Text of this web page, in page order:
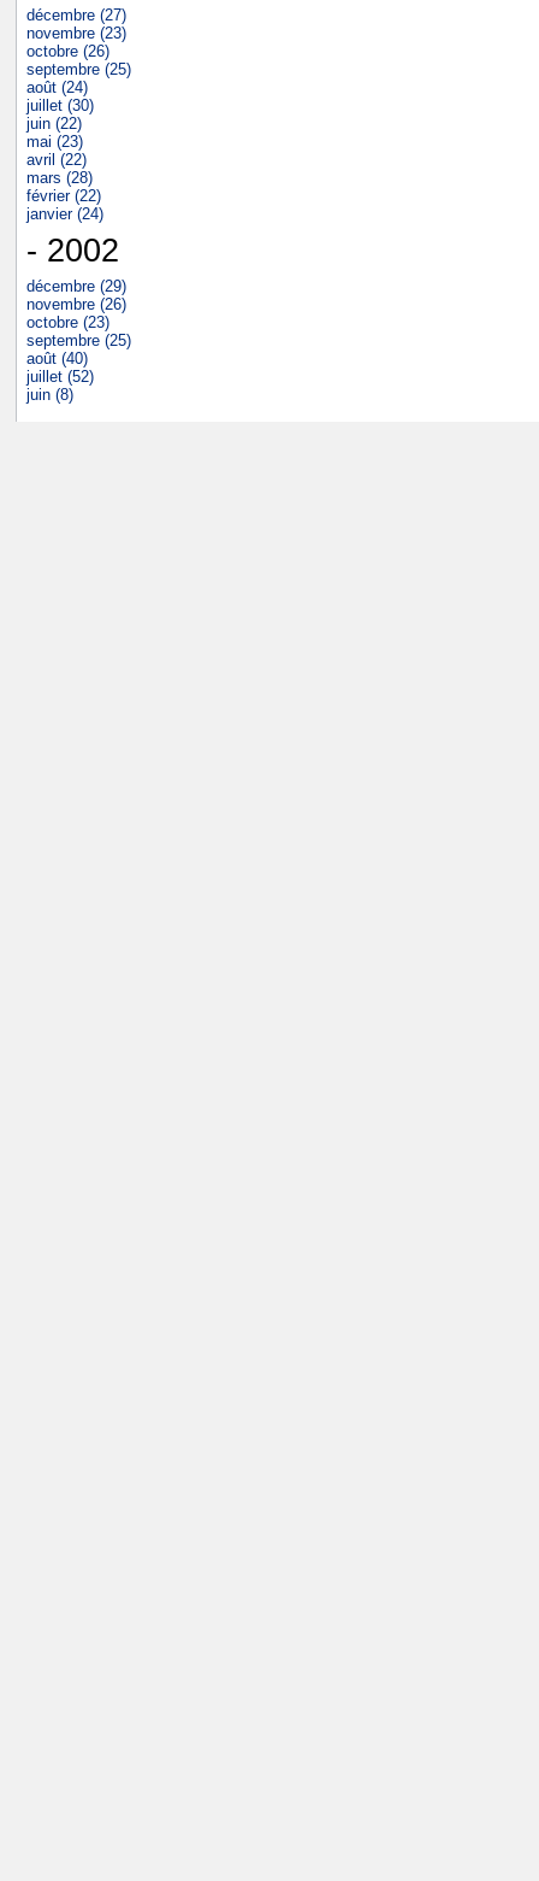
décembre (27)
novembre (23)
octobre (26)
septembre (25)
août (24)
juillet (30)
juin (22)
mai (23)
avril (22)
mars (28)
février (22)
janvier (24)
- 2002
décembre (29)
novembre (26)
octobre (23)
septembre (25)
août (40)
juillet (52)
juin (8)